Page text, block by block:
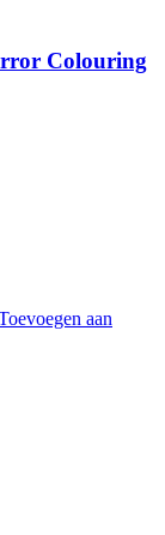
Colouring
aan